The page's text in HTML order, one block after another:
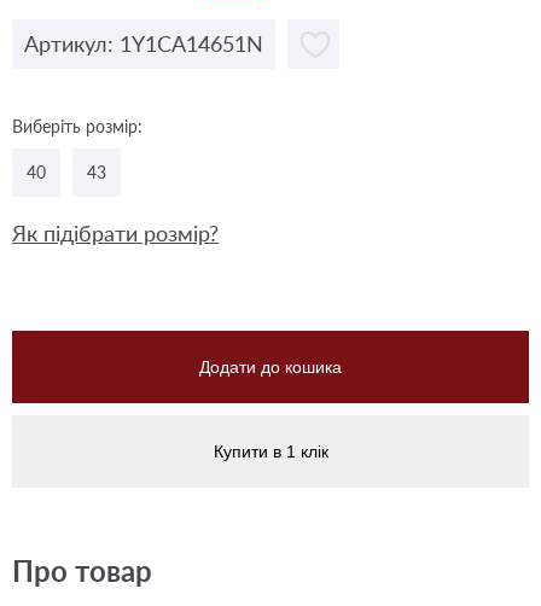
Артикул: 1Y1CA14651N
Виберіть розмір:
40 43
Як підібрати розмір?
Додати до кошика
Купити в 1 клік
Про товар